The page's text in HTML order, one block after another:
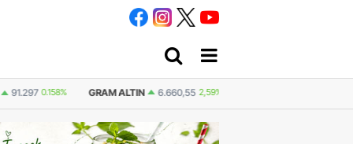
91.297 0.158% GRAM ALTIN 6.660,55 2,59%